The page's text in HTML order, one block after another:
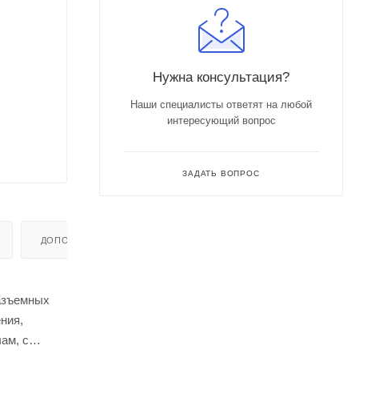
ДОПОЛНИТЕЛЬНО
с
Нужна консультация?
Наши специалисты ответят на любой
интересующий вопрос
ЗАДАТЬ ВОПРОС